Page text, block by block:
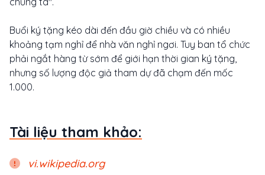
Buổi ký tặng kéo dài đến đầu giờ chiều và có nhiều
khoảng tạm nghỉ để nhà văn nghỉ ngơi. Tuy ban tổ chức
phải ngắt hàng từ sớm để giới hạn thời gian ký tặng,
nhưng số lượng độc giả tham dự đã chạm đến mốc
1.000.
Tài liệu tham khảo:
vi.wikipedia.org